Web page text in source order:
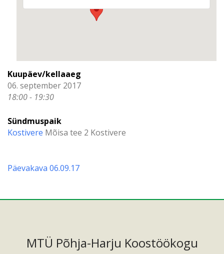
Kuupäev/kellaaeg
06. september 2017
18:00 - 19:30
Sündmuspaik
Kostivere Mõisa tee 2 Kostivere
Päevakava 06.09.17
MTÜ Põhja-Harju Koostöökogu